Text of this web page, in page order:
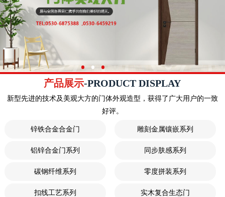
产品展示-PRODUCT DISPLAY
新型先进的技术及美观大方的门体外观造型，获得了广大用户的一致
好评。
锌铁合金合金门 雕刻金属镶嵌系列
铝锌合金门系列 同步肤感系列
碳钢纤维系列 零度拼装系列
扣线工艺系列 实木复合生态门